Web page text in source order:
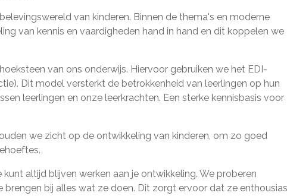
van kinderen. Binnen de thema's en moderne
van kennis en vaardigheden hand in hand en dit koppelen we
van ons onderwijs. Hiervoor gebruiken we het EDI-
Dit model versterkt de betrokkenheid van leerlingen op hun
leerlingen en onze leerkrachten. Een sterke kennisbasis voor
we zicht op de ontwikkeling van kinderen, om zo goed
kunt altijd blijven werken aan je ontwikkeling. We proberen
brengen bij alles wat ze doen. Dit zorgt ervoor dat ze